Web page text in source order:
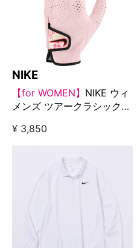
NIKE
【for WOMEN】 NIKE ウィ
メンズ ツアークラシック
¥ 3,850